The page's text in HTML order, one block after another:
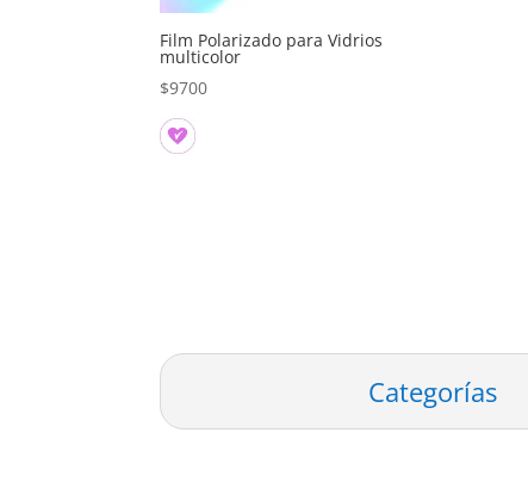
Film Polarizado para Vidrios
multicolor
$9700
Categorías